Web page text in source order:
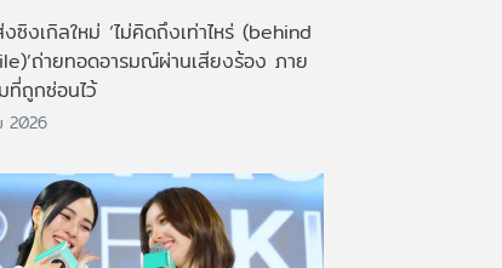
ซิงเกิลใหม่ ‘ไม่คิดถึงเท่าไหร่ (behind
ถ่ายทอดอารมณ์ผ่านเสียงร้อง ภาย
ที่ถูกซ่อนไว้
2026